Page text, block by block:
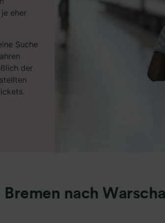
eher
Suche
der
Bremen nach